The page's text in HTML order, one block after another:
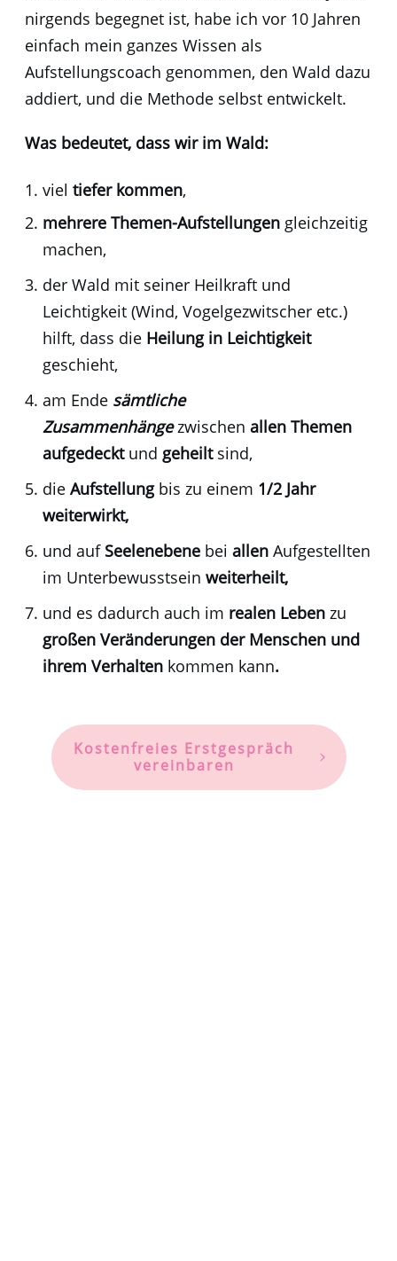
nirgends begegnet ist, habe ich vor 10 Jahren
einfach mein ganzes Wissen als
Aufstellungscoach genommen, den Wald dazu
addiert, und die Methode selbst entwickelt.
Was bedeutet, dass wir im Wald:
viel tiefer kommen,
mehrere Themen-Aufstellungen gleichzeitig
machen,
der Wald mit seiner Heilkraft und
Leichtigkeit (Wind, Vogelgezwitscher etc.)
hilft, dass die Heilung in Leichtigkeit
geschieht,
am Ende sämtliche
Zusammenhänge zwischen allen Themen
aufgedeckt und geheilt sind,
die Aufstellung bis zu einem 1/2 Jahr
weiterwirkt,
und auf Seelenebene bei allen Aufgestellten
im Unterbewusstsein weiterheilt,
und es dadurch auch im realen Leben zu
großen Veränderungen der Menschen und
ihrem Verhalten kommen kann.
Kostenfreies Erstgespräch
vereinbaren